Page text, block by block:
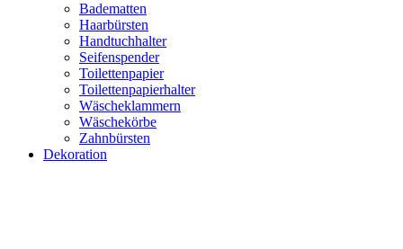
Badematten
Haarbürsten
Handtuchhalter
Seifenspender
Toilettenpapier
Toilettenpapierhalter
Wäscheklammern
Wäschekörbe
Zahnbürsten
Dekoration